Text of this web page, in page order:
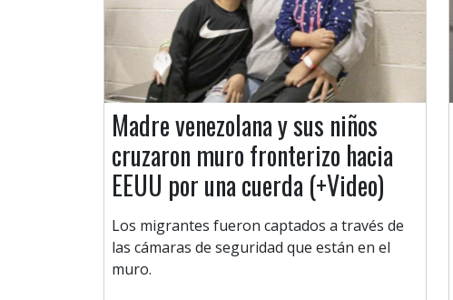
Madre venezolana y sus niños
cruzaron muro fronterizo hacia
EEUU por una cuerda (+Video)
Los migrantes fueron captados a través de
las cámaras de seguridad que están en el
muro.